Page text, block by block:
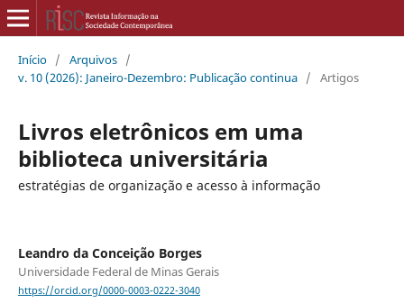
Início / Arquivos /
v. 10 (2026): Janeiro-Dezembro: Publicação continua / Artigos
Livros eletrônicos em uma
biblioteca universitária
estratégias de organização e acesso à informação
Leandro da Conceição Borges
Universidade Federal de Minas Gerais
https://orcid.org/0000-0003-0222-3040